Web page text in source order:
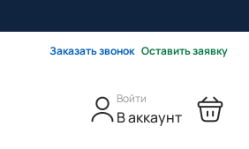
Заказать звонок Оставить заявку
Войти
В аккаунт